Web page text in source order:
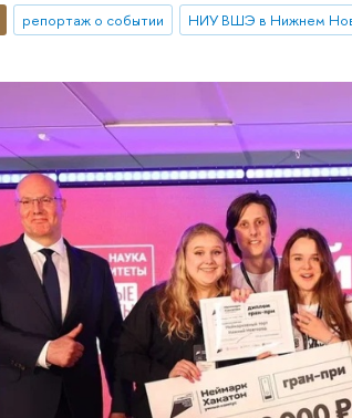
репортаж о событии НИУ ВШЭ в Нижнем